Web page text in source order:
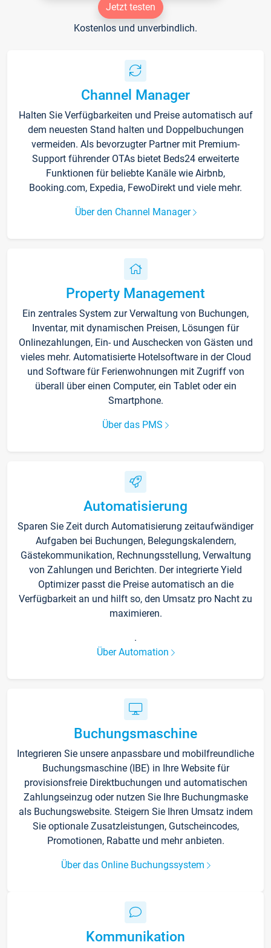
Jetzt testen
Kostenlos und unverbindlich.
Channel Manager
Halten Sie Verfügbarkeiten und Preise automatisch auf
dem neuesten Stand halten und Doppelbuchungen
vermeiden. Als bevorzugter Partner mit Premium-
Support führender OTAs bietet Beds24 erweiterte
Funktionen für beliebte Kanäle wie Airbnb,
Booking.com, Expedia, FewoDirekt und viele mehr.
Über den Channel Manager
Property Management
Ein zentrales System zur Verwaltung von Buchungen,
Inventar, mit dynamischen Preisen, Lösungen für
Onlinezahlungen, Ein- und Auschecken von Gästen und
vieles mehr. Automatisierte Hotelsoftware in der Cloud
und Software für Ferienwohnungen mit Zugriff von
überall über einen Computer, ein Tablet oder ein
Smartphone.
Über das PMS
Automatisierung
Sparen Sie Zeit durch Automatisierung zeitaufwändiger
Aufgaben bei Buchungen, Belegungskalendern,
Gästekommunikation, Rechnungsstellung, Verwaltung
von Zahlungen und Berichten. Der integrierte Yield
Optimizer passt die Preise automatisch an die
Verfügbarkeit an und hilft so, den Umsatz pro Nacht zu
maximieren.
.
Über Automation
Buchungsmaschine
Integrieren Sie unsere anpassbare und mobilfreundliche
Buchungsmaschine (IBE) in Ihre Website für
provisionsfreie Direktbuchungen und automatischen
Zahlungseinzug oder nutzen Sie Ihre Buchungmaske
als Buchungswebsite. Steigern Sie Ihren Umsatz indem
Sie optionale Zusatzleistungen, Gutscheincodes,
Promotionen, Rabatte und mehr anbieten.
Über das Online Buchungssystem
Kommunikation